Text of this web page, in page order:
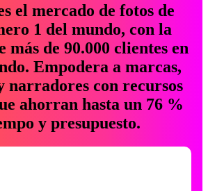
el mercado de fotos de
1 del mundo, con la
más de 90.000 clientes en
Empodera a marcas,
narradores con recursos
ahorran hasta un 76 %
y presupuesto.